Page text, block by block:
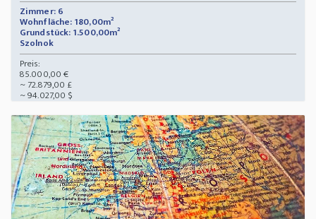
Zimmer: 6
Wohnfläche: 180,00m²
Grundstück: 1.500,00m²
Szolnok
Preis:
85.000,00 €
~ 72.879,00 £
~ 94.027,00 $